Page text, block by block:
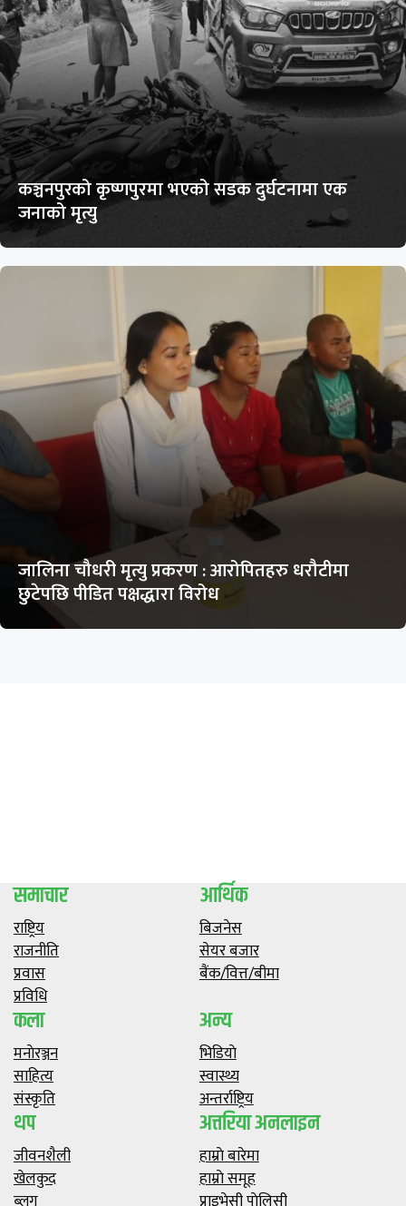
कञ्चनपुरको कृष्णपुरमा भएको सडक दुर्घटनामा एक
जनाको मृत्यु
जालिना चौधरी मृत्यु प्रकरण : आरोपितहरु धरौटीमा
छुटेपछि पीडित पक्षद्धारा विरोध
समाचार
राष्ट्रिय
राजनीति
प्रवास
प्रविधि
आर्थिक
बिजनेस
सेयर बजार
बैंक/वित्त/बीमा
कला
मनाेरञ्जन
साहित्य
संस्कृति
अन्य
भिडियाे
स्वास्थ्य
अन्तर्राष्ट्रिय
थप
जीवनशैली
खेलकुद
अत्तरिया अनलाइन
हाम्राे बारेमा
हाम्राे समूह